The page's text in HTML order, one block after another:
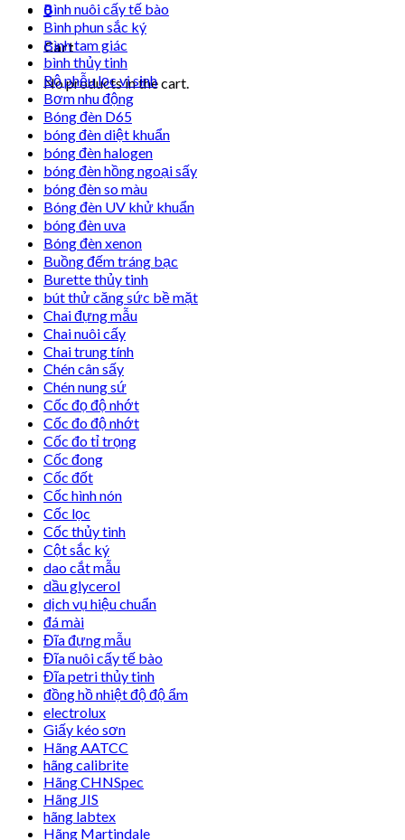
0
Cart
No products in the cart.
Bình nuôi cấy tế bào
Bình phun sắc ký
Bình tam giác
bình thủy tinh
Bộ phễu lọc vi sinh
Bơm nhu động
Bóng đèn D65
bóng đèn diệt khuẩn
bóng đèn halogen
bóng đèn hồng ngoại sấy
bóng đèn so màu
Bóng đèn UV khử khuẩn
bóng đèn uva
Bóng đèn xenon
Buồng đếm tráng bạc
Burette thủy tinh
bút thử căng sức bề mặt
Chai đựng mẫu
Chai nuôi cấy
Chai trung tính
Chén cân sấy
Chén nung sứ
Cốc đọ độ nhớt
Cốc đo độ nhớt
Cốc đo tỉ trọng
Cốc đong
Cốc đốt
Cốc hình nón
Cốc lọc
Cốc thủy tinh
Cột sắc ký
dao cắt mẫu
dầu glycerol
dịch vụ hiệu chuẩn
đá mài
Đĩa đựng mẫu
Đĩa nuôi cấy tế bào
Đĩa petri thủy tinh
đồng hồ nhiệt độ độ ẩm
electrolux
Giấy kéo sơn
Hãng AATCC
hãng calibrite
Hãng CHNSpec
Hãng JIS
hãng labtex
Hãng Martindale